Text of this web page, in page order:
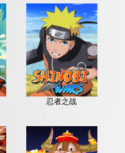
忍者之战